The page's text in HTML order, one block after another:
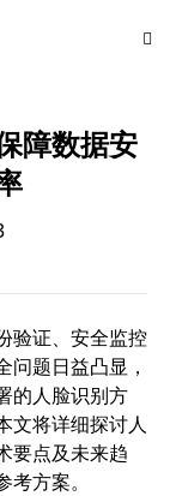
障数据安
验证、安全监控
题日益凸显，
的人脸识别方
文将详细探讨人
要点及未来趋
方案。